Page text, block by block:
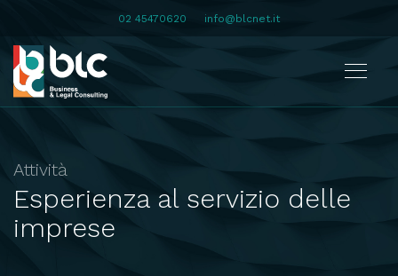
02 45470620 info@blcnet.it
Attività
Esperienza al servizio delle
imprese